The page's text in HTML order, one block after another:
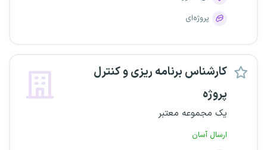
پروژه‌ای
کارشناس برنامه ریزی و کنترل
پروژه
یک مجموعه معتبر
ارسال آسان